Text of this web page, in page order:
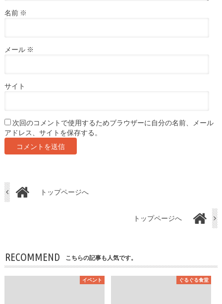
名前 ※
メール ※
サイト
次回のコメントで使用するためブラウザーに自分の名前、メール
アドレス、サイトを保存する。
トップページへ
トップページへ
RECOMMEND こちらの記事も人気です。
イベント ぐるぐる食堂